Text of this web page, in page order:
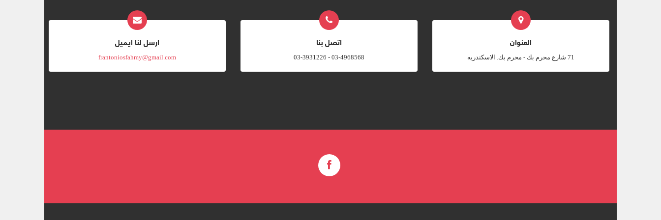
العنوان
‎71 شارع محرم بك - محرم بك. الاسكندريه
اتصل بنا
03-4968568 - 03-3931226
ارسل لنا ايميل
frantoniosfahmy@gmail.com